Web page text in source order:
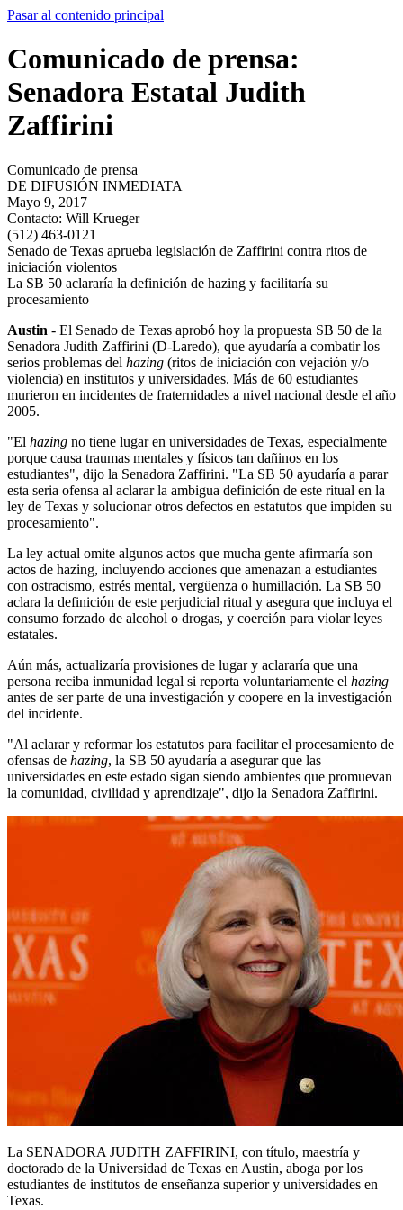
Pasar al contenido principal
Comunicado de prensa:
Senadora Estatal Judith
Zaffirini
Comunicado de prensa
DE DIFUSIÓN INMEDIATA
Mayo 9, 2017
Contacto: Will Krueger
(512) 463-0121
Senado de Texas aprueba legislación de Zaffirini contra ritos de
iniciación violentos
La SB 50 aclararía la definición de hazing y facilitaría su
procesamiento
Austin - El Senado de Texas aprobó hoy la propuesta SB 50 de la
Senadora Judith Zaffirini (D-Laredo), que ayudaría a combatir los
serios problemas del hazing (ritos de iniciación con vejación y/o
violencia) en institutos y universidades. Más de 60 estudiantes
murieron en incidentes de fraternidades a nivel nacional desde el año
2005.
"El hazing no tiene lugar en universidades de Texas, especialmente
porque causa traumas mentales y físicos tan dañinos en los
estudiantes", dijo la Senadora Zaffirini. "La SB 50 ayudaría a parar
esta seria ofensa al aclarar la ambigua definición de este ritual en la
ley de Texas y solucionar otros defectos en estatutos que impiden su
procesamiento".
La ley actual omite algunos actos que mucha gente afirmaría son
actos de hazing, incluyendo acciones que amenazan a estudiantes
con ostracismo, estrés mental, vergüenza o humillación. La SB 50
aclara la definición de este perjudicial ritual y asegura que incluya el
consumo forzado de alcohol o drogas, y coerción para violar leyes
estatales.
Aún más, actualizaría provisiones de lugar y aclararía que una
persona reciba inmunidad legal si reporta voluntariamente el hazing
antes de ser parte de una investigación y coopere en la investigación
del incidente.
"Al aclarar y reformar los estatutos para facilitar el procesamiento de
ofensas de hazing, la SB 50 ayudaría a asegurar que las
universidades en este estado sigan siendo ambientes que promuevan
la comunidad, civilidad y aprendizaje", dijo la Senadora Zaffirini.
La SENADORA JUDITH ZAFFIRINI, con título, maestría y
doctorado de la Universidad de Texas en Austin, aboga por los
estudiantes de institutos de enseñanza superior y universidades en
Texas.